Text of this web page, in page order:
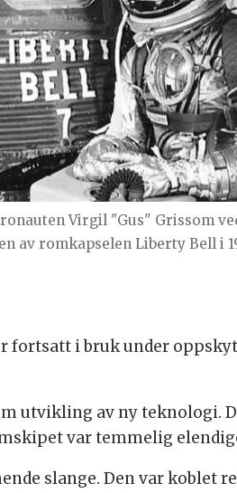
Virgil "Gus" Grissom
av romkapselen Liberty Bell i
fortsatt i bruk under
utvikling av ny teknologi.
var temmelig
slange. Den var koblet